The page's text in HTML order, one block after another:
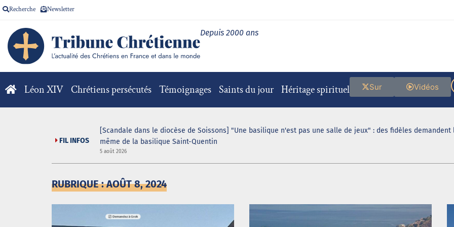
Recherche Newsletter
Depuis 2000 ans
Léon XIV Chrétiens persécutés Témoignages Saints du jour Héritage spirituel Vidéos
Sur
FIL INFOS
[Scandale dans le diocèse de Soissons] "Une basilique n'est pas une salle de jeux" : des fidèles demandent
même de la basilique Saint-Quentin
5 août 2026
RUBRIQUE : AOÛT 8, 2024